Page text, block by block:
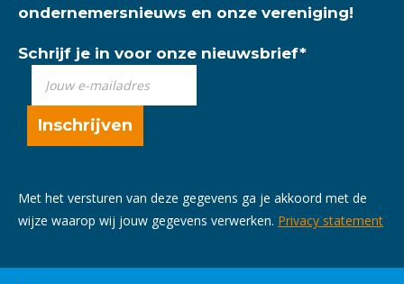
ondernemersnieuws en onze vereniging!
Schrijf je in voor onze nieuwsbrief*
Met het versturen van deze gegevens ga je akkoord met de
wijze waarop wij jouw gegevens verwerken. Privacy statement